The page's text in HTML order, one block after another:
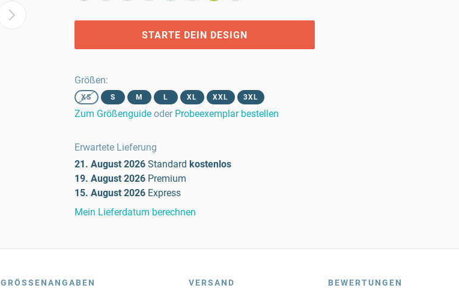
STARTE DEIN DESIGN
Größen:
XS S M L XL XXL 3XL
Zum Größenguide oder Probeexemplar bestellen
Erwartete Lieferung
21. August 2026 Standard kostenlos
19. August 2026 Premium
15. August 2026 Express
Mein Lieferdatum berechnen
GRÖSSENANGABEN VERSAND BEWERTUNGEN